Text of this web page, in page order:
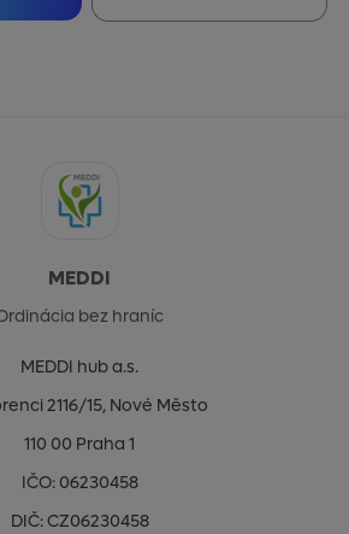
MEDDI
bez hraníc
MEDDI hub a.s.
2116/15, Nové Město
110 00 Praha 1
IČO: 06230458
DIČ: CZ06230458